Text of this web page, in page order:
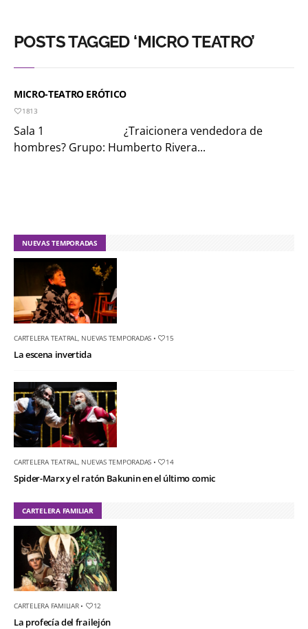
POSTS TAGGED ‘MICRO TEATRO’
MICRO-TEATRO ERÓTICO
1813
Sala 1 ¿Traicionera vendedora de
hombres? Grupo: Humberto Rivera...
NUEVAS TEMPORADAS
CARTELERA TEATRAL NUEVAS TEMPORADAS • 15
La escena invertida
CARTELERA TEATRAL NUEVAS TEMPORADAS • 14
Spider-Marx y el ratón Bakunin en el último comic
CARTELERA FAMILIAR
CARTELERA FAMILIAR• 12
La profecía del frailejón